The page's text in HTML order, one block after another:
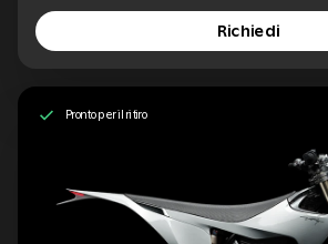
Richiedi
Pronto per il ritiro